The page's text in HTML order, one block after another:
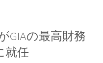
GIAの最高財務
就任